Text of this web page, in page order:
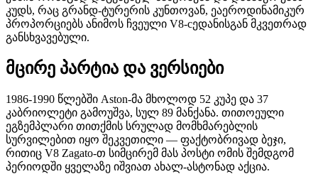
კუდს, რაც გრანდ-ტურერის კუნთოვან, ეაეროდინამიკურ
პროპორციებს ანიმოს ჩვეული V8-сედანისგან მკვეთრად
განსხვავებული.
მცირე პარტია და ვერსიები
1986-1990 წლებში Aston-მა მხოლოდ 52 კუპე და 37
კაბრიოლეტი გამოუშვა, სულ 89 მანქანა. თითოეული
ეგზემპლარი თითქმის სრულად მომხმარებლის
სურვილებით იყო შეკვეთილი — ფაქტობრივად ბეჯი,
რითიც V8 Zagato-თ სიმცირემ მას პოსტი ომის შემდგომ
პერიოდში ყველაზე იშვიათ ახალ-ასტონად აქცია.